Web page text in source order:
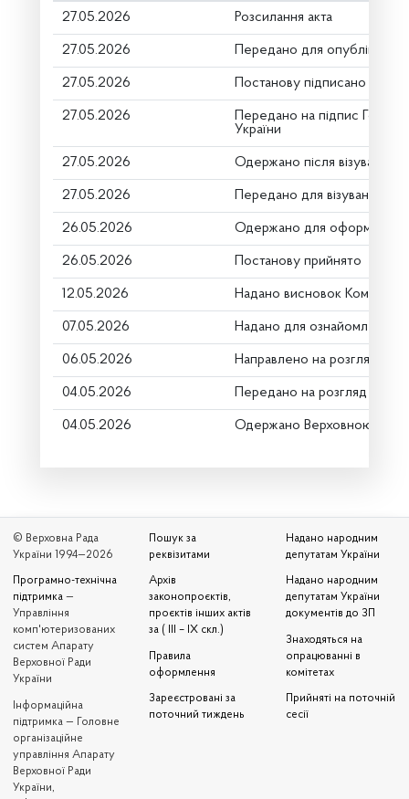
27.05.2026 Розсилання акта
27.05.2026 Передано для
27.05.2026 Постанову підписано
27.05.2026
Передано на підпис Голові
України
27.05.2026 Одержано після візування
27.05.2026 Передано для візування в
26.05.2026 Одержано для оформлення
26.05.2026 Постанову прийнято
12.05.2026 Надано висновок Комітету
07.05.2026 Надано для ознайомлення
06.05.2026 Направлено на розгляд
04.05.2026 Передано на розгляд
04.05.2026 Одержано Верховною
© Верховна Рада
України 1994—2026
Програмно-технічна
підтримка —
Управління
комп'ютеризованих
систем Апарату
Верховної Ради
України
Iнформаційна
підтримка — Головне
організаційне
управління Апарату
Верховної Ради
України,
Пошук за
реквізитами
Архів
законопроєктів,
проєктів інших актів
за ( III – IX скл.)
Правила
оформлення
Зареєстровані за
поточний тиждень
Надано народним
депутатам України
Надано народним
депутатам України
документів до ЗП
Знаходяться на
опрацюванні в
комітетах
Прийняті на поточній
сесії